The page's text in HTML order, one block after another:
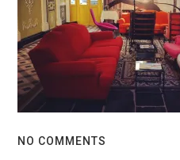
NO COMMENTS